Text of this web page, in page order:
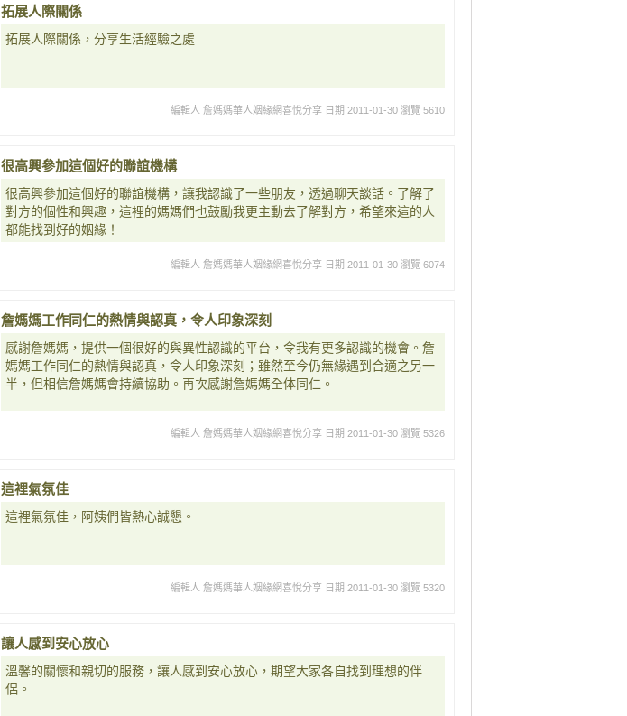
拓展人際關係
拓展人際關係，分享生活經驗之處
編輯人 詹媽媽華人姻緣網喜悅分享 日期 2011-01-30 瀏覽 5610
很高興參加這個好的聯誼機構
很高興參加這個好的聯誼機構，讓我認識了一些朋友，透過聊天談話。了解了
對方的個性和興趣，這裡的媽媽們也鼓勵我更主動去了解對方，希望來這的人
都能找到好的姻緣！
編輯人 詹媽媽華人姻緣網喜悅分享 日期 2011-01-30 瀏覽 6074
詹媽媽工作同仁的熱情與認真，令人印象深刻
感謝詹媽媽，提供一個很好的與異性認識的平台，令我有更多認識的機會。詹
媽媽工作同仁的熱情與認真，令人印象深刻；雖然至今仍無緣遇到合適之另一
半，但相信詹媽媽會持續協助。再次感謝詹媽媽全体同仁。
編輯人 詹媽媽華人姻緣網喜悅分享 日期 2011-01-30 瀏覽 5326
這裡氣氛佳
這裡氣氛佳，阿姨們皆熱心誠懇。
編輯人 詹媽媽華人姻緣網喜悅分享 日期 2011-01-30 瀏覽 5320
讓人感到安心放心
溫馨的關懷和親切的服務，讓人感到安心放心，期望大家各自找到理想的伴
侶。